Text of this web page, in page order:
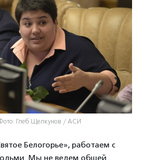
Глеб Щелкунов / АСИ
Белогорье», работаем с
Мы не ведем общей